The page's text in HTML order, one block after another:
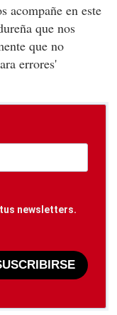
acompañe en este
que nos
que no
errores'
newsletters.